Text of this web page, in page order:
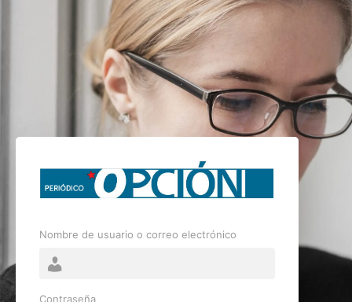
Nombre de usuario o correo electrónico
Contraseña